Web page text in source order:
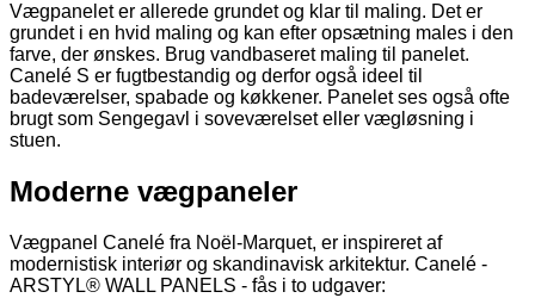
Vægpanelet er allerede grundet og klar til maling. Det er
grundet i en hvid maling og kan efter opsætning males i den
farve, der ønskes. Brug vandbaseret maling til panelet.
Canelé S er fugtbestandig og derfor også ideel til
badeværelser, spabade og køkkener. Panelet ses også ofte
brugt som Sengegavl i soveværelset eller vægløsning i
stuen.
Moderne vægpaneler
Vægpanel Canelé fra Noël-Marquet, er inspireret af
modernistisk interiør og skandinavisk arkitektur. Canelé -
ARSTYL® WALL PANELS - fås i to udgaver: